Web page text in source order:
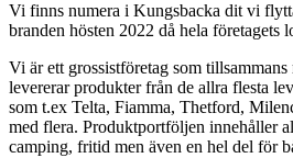
Vi finns numera i Kungsbacka dit vi
branden hösten 2022 då hela företagets
Vi är ett grossistföretag som
levererar produkter från de allra flesta
som t.ex Telta, Fiamma, Thetford,
med flera. Produktportföljen innehåller
camping, fritid men även en hel del för